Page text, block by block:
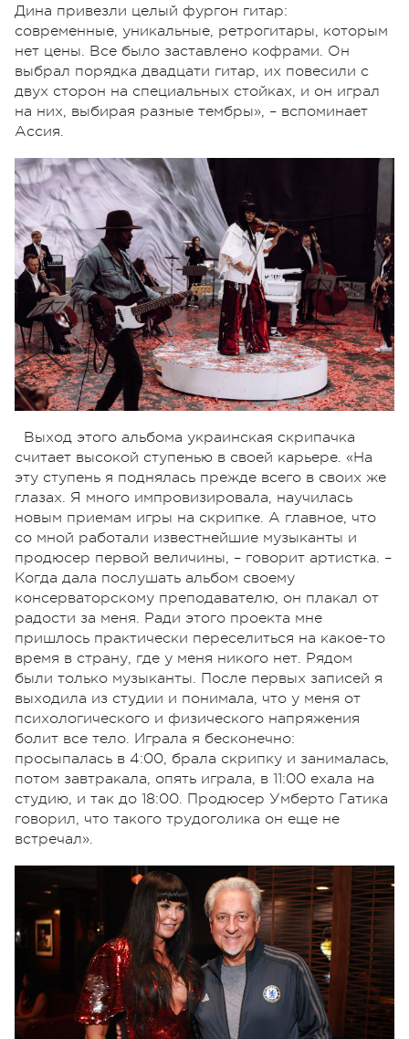
Дина привезли целый фургон гитар:
современные, уникальные, ретрогитары, которым
нет цены. Все было заставлено кофрами. Он
выбрал порядка двадцати гитар, их повесили с
двух сторон на специальных стойках, и он играл
на них, выбирая разные тембры», – вспоминает
Ассия.
Выход этого альбома украинская скрипачка
считает высокой ступенью в своей карьере. «На
эту ступень я поднялась прежде всего в своих же
глазах. Я много импровизировала, научилась
новым приемам игры на скрипке. А главное, что
со мной работали известнейшие музыканты и
продюсер первой величины, – говорит артистка. –
Когда дала послушать альбом своему
консерваторскому преподавателю, он плакал от
радости за меня. Ради этого проекта мне
пришлось практически переселиться на какое-то
время в страну, где у меня никого нет. Рядом
были только музыканты. После первых записей я
выходила из студии и понимала, что у меня от
психологического и физического напряжения
болит все тело. Играла я бесконечно:
просыпалась в 4:00, брала скрипку и занималась,
потом завтракала, опять играла, в 11:00 ехала на
студию, и так до 18:00. Продюсер Умберто Гатика
говорил, что такого трудоголика он еще не
встречал».